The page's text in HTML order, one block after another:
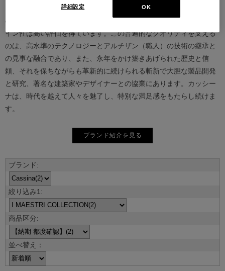
モダンファーニチャーの分野へと転身、その後多くの製品が世界中
の最も重要な美術館にコレクションされるなど、その完成度とデザ
イン性は高い評価を得ています。この普遍的なクオリティを支える
のは、高水準のテクノロジーとアルチザン（職人）の技術の継承と
の見事な融合であり、また、永年をかけ築きあげられた歴史と信
頼、それを保ちながらも革新的に続けられる斬新で大胆な製品開発
と研究、著名な建築家やデザイナーとの協業にあります。カッシー
ナは、時代を越えて人々を魅了し、特別な満足感をもたらし続けま
す。
ブランド紹介を見る
並べ替え：
OK
詳細設定